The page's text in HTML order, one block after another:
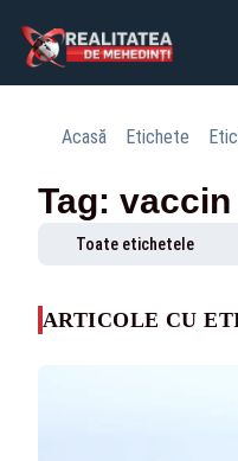
Acasă Etichete
Tag: vaccin
Toate etichetele
ARTICOLE CU